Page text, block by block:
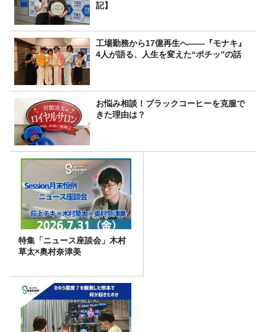
記】
工場勤務から17億再生へ——『モナキ』
4人が語る、人生を変えた“ポチッ”の話
お悩み相談！ブラックコーヒーを克服で
きた理由は？
特集「ニュース座談会」木村
草太×奥村奈津美